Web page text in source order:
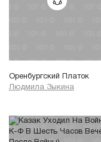
Оренбургский Платок
Людмила Зыкина